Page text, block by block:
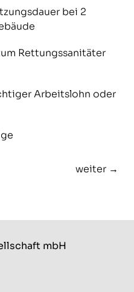
bei 2
Rettungssanitäter
Arbeitslohn oder
weiter →
mbH